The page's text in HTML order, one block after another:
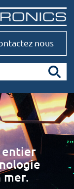
nous
entier
mer.